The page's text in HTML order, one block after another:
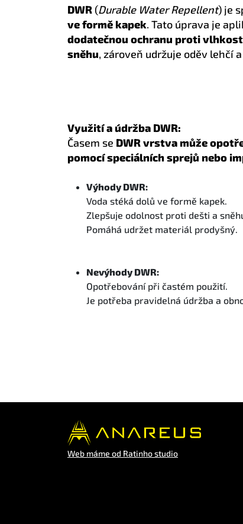
DWR (Durable Water Repellent) je
ve formě kapek. Tato úprava je
dodatečnou ochranu proti
sněhu, zároveň udržuje oděv lehčí
Využití a údržba DWR:
Časem se DWR vrstva může
pomocí speciálních sprejů nebo
Výhody DWR:
Voda stéká dolů ve formě kapek.
Zlepšuje odolnost proti dešti a
Pomáhá udržet materiál prodyšný.
Nevýhody DWR:
Opotřebování při častém použití.
Je potřeba pravidelná údržba a
Web máme od Ratinho studio